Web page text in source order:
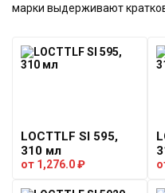
марки выдерживают
LOCTTLF SI 595,
310 мл
от 1,276.0₽